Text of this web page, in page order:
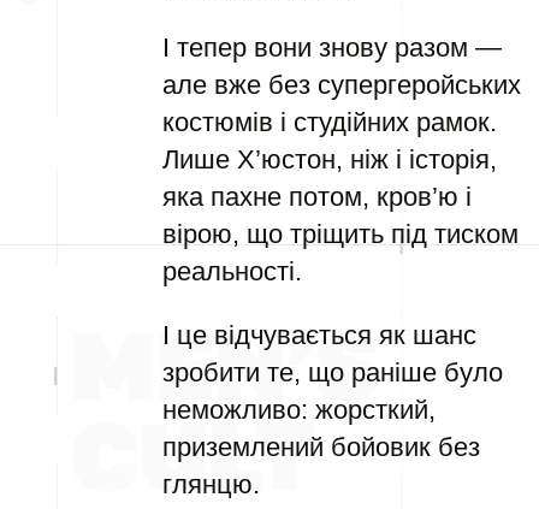
І тепер вони знову разом —
але вже без супергеройських
костюмів і студійних рамок.
Лише Х’юстон, ніж і історія,
яка пахне потом, кров’ю і
вірою, що тріщить під тиском
реальності.
І це відчувається як шанс
зробити те, що раніше було
неможливо: жорсткий,
приземлений бойовик без
глянцю.